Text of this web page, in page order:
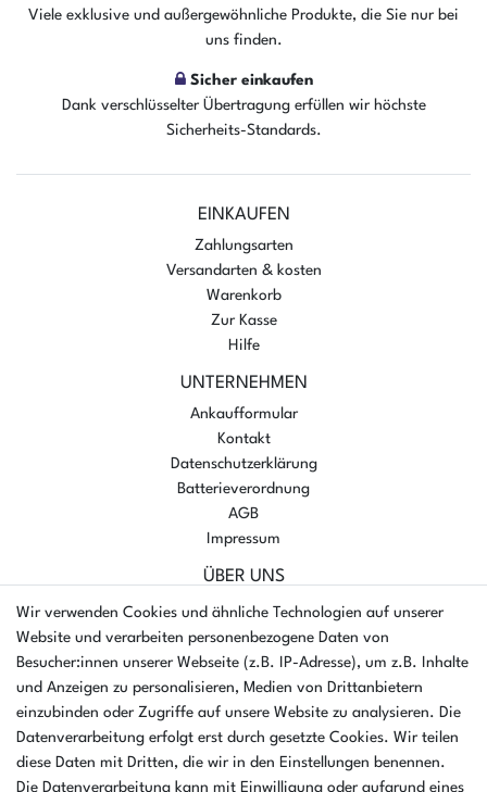
Viele exklusive und außergewöhnliche Produkte, die Sie nur bei
uns finden.
Sicher einkaufen
Dank verschlüsselter Übertragung erfüllen wir höchste
Sicherheits-Standards.
EINKAUFEN
Zahlungsarten
Versandarten & kosten
Warenkorb
Zur Kasse
Hilfe
UNTERNEHMEN
Ankaufformular
Kontakt
Datenschutzerklärung
Batterieverordnung
AGB
Impressum
ÜBER UNS
AMIKON GMBH
Einsteinstr. 8a
46325 Borken
Deutschland
Öffnungszeiten Montag - Donnerstag
07:30 - 16:00 Uhr
Öffnungszeiten Freitag
Wir verwenden Cookies und ähnliche Technologien auf unserer
Website und verarbeiten personenbezogene Daten von
Besucher:innen unserer Webseite (z.B. IP-Adresse), um z.B. Inhalte
und Anzeigen zu personalisieren, Medien von Drittanbietern
einzubinden oder Zugriffe auf unsere Website zu analysieren. Die
Datenverarbeitung erfolgt erst durch gesetzte Cookies. Wir teilen
diese Daten mit Dritten, die wir in den Einstellungen benennen.
Die Datenverarbeitung kann mit Einwilligung oder aufgrund eines